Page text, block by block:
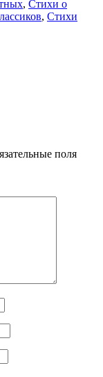
, Стихи о
, Стихи
поля